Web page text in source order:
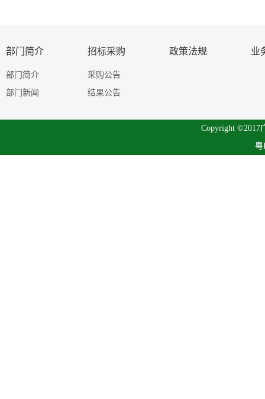
部门简介
部门简介
部门新闻
招标采购
采购公告
结果公告
政策法规 业
Copyright ©2017
粤